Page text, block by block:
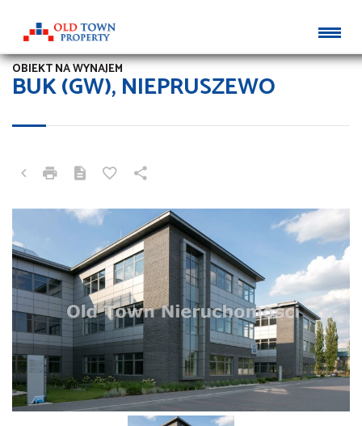
BUK (GW), NIEPRUSZEWO
OBIEKT NA WYNAJEM